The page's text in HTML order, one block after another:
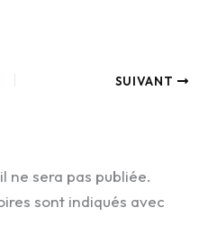
SUIVANT
ne sera pas publiée.
sont indiqués avec